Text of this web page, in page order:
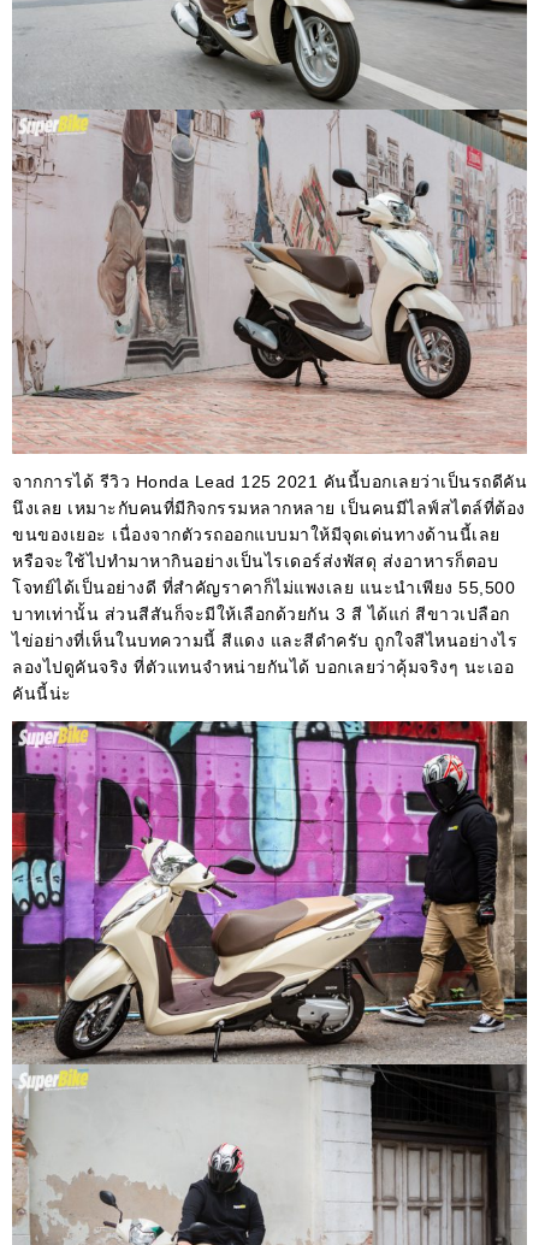
จากการได้ รีวิว Honda Lead 125 2021 คันนี้บอกเลยว่าเป็นรถดีคัน
นึงเลย เหมาะกับคนที่มีกิจกรรมหลากหลาย เป็นคนมีไลฟ์สไตล์ที่ต้อง
ขนของเยอะ เนื่องจากตัวรถออกแบบมาให้มีจุดเด่นทางด้านนี้เลย
หรือจะใช้ไปทำมาหากินอย่างเป็นไรเดอร์ส่งพัสดุ ส่งอาหารก็ตอบ
โจทย์ได้เป็นอย่างดี ที่สำคัญราคาก็ไม่แพงเลย แนะนำเพียง 55,500
บาทเท่านั้น ส่วนสีสันก็จะมีให้เลือกด้วยกัน 3 สี ได้แก่ สีขาวเปลือก
ไข่อย่างที่เห็นในบทความนี้ สีแดง และสีดำครับ ถูกใจสีไหนอย่างไร
ลองไปดูคันจริง ที่ตัวแทนจำหน่ายกันได้ บอกเลยว่าคุ้มจริงๆ นะเออ
คันนี้น่ะ